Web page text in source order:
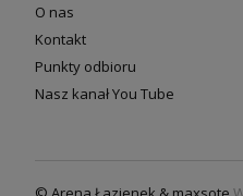
O nas
Kontakt
Punkty odbioru
Nasz kanał You Tube